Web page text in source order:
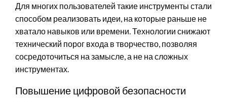
Для многих пользователей такие инструменты стали
способом реализовать идеи, на которые раньше не
хватало навыков или времени. Технологии снижают
технический порог входа в творчество, позволяя
сосредоточиться на замысле, а не на сложных
инструментах.
Повышение цифровой безопасности